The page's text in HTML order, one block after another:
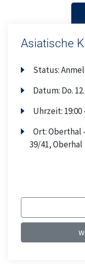
Asiatische
Status:
Datum: Do.
Uhrzeit:
Ort:Oberthal
39/41, Oberhal